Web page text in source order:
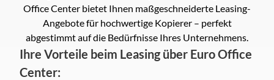
Office Center bietet Ihnen maßgeschneiderte Leasing-
Angebote für hochwertige Kopierer – perfekt
abgestimmt auf die Bedürfnisse Ihres Unternehmens.
Ihre Vorteile beim Leasing über Euro Office
Center: